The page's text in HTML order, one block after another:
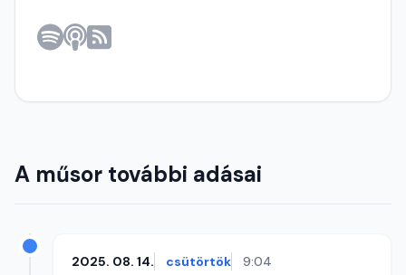
A műsor további adásai
2025. 08. 14. csütörtök 9:04